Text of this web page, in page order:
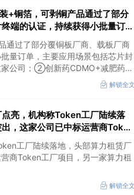
+铜箔，可剥铜产品通过了部分
端的认证，持续获得小批量订
块用PCB，机构大额净买入这家
过了部分覆铜板厂商、载板厂商
量订单，主要应用场景包括芯片封
公司；②创新药CDMO+减肥药，
的化学合成等方面具有丰富经验，
托生产的合规资质，这家公司获净
解锁全文
点亮，机构称Token工厂陆续落
，这家公司已中标运营商Token
工厂陆续落地，头部算力租赁厂
商Token工厂项目，另一家算力租
解锁全文